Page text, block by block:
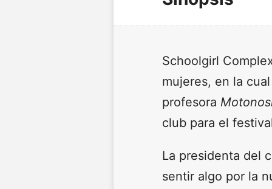
Schoolgirl
mujeres, en la
profesora
club para el
La presidenta del
sentir algo por la